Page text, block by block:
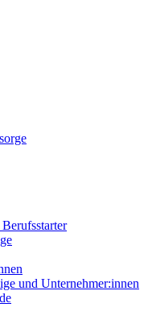
und Unternehmer:innen